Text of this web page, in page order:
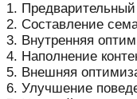
1.
2. Составление
3. Внутренняя
4. Наполнение
5. Внешняя
6. Улучшение